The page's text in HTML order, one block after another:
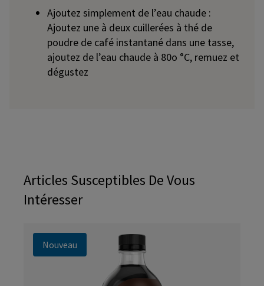
Ajoutez simplement de l’eau chaude :
Ajoutez une à deux cuillerées à thé de
poudre de café instantané dans une tasse,
ajoutez de l’eau chaude à 80o °C, remuez et
dégustez
Articles Susceptibles De Vous
Intéresser
Nouveau